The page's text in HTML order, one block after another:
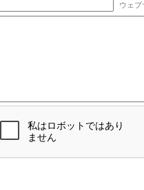
ウェブ